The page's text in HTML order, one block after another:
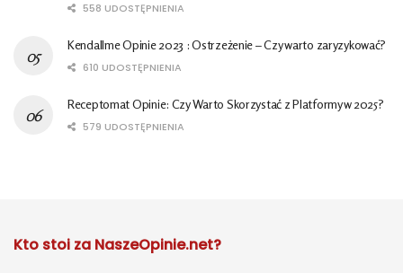
558 UDOSTĘPNIENIA
Kendallme Opinie 2023 : Ostrzeżenie – Czy warto zaryzykować?
610 UDOSTĘPNIENIA
Receptomat Opinie: Czy Warto Skorzystać z Platformy w 2025?
579 UDOSTĘPNIENIA
Kto stoi za NaszeOpinie.net?